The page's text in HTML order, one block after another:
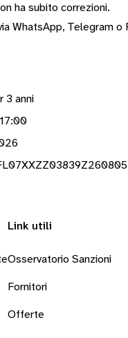
ha subito correzioni.
WhatsApp, Telegram o
3 anni
Link utili
Osservatorio Sanzioni
Fornitori
Offerte